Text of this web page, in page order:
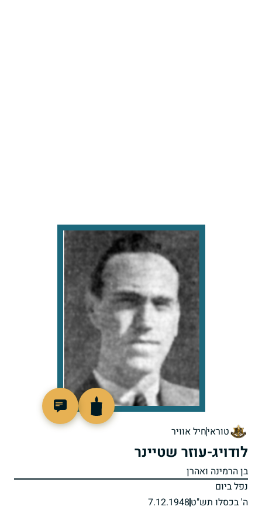
טוראיחיל אוויר
לודויג-עוזר שטיינר
בן הרמינה ואהרן
נפל ביום
ה' בכסלו תש"ט7.12.1948